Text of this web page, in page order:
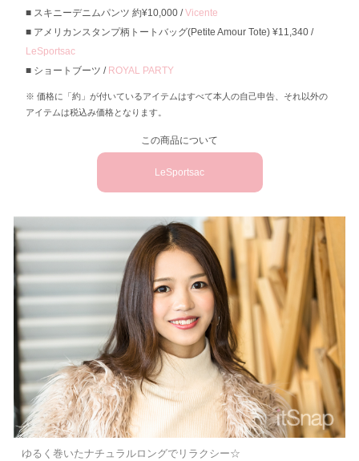
スキニーデニムパンツ 約¥10,000 /Vicente
アメリカンスタンプ柄トートバッグ(Petite Amour Tote) ¥11,340 /
LeSportsac
ショートブーツ / ROYAL PARTY
価格に「約」が付いているアイテムはすべて本人の自己申告、それ以外の
アイテムは税込み価格となります。
この商品について
LeSportsac
ゆるく巻いたナチュラルロングでリラクシー☆